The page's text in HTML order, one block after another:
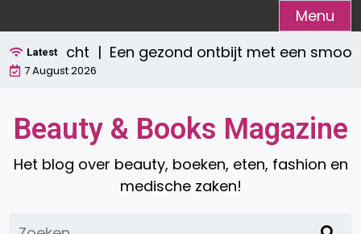
naar
de
inhoud
Menu
Latest |Een gezond ontbijt met een
7 August 2026
Beauty & Books Magazine
Het blog over beauty, boeken, eten, fashion en
medische zaken!
Zoeken